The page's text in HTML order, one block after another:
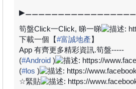
▶⚊⚊⚊⚊⚊⚊⚊⚊⚊⚊⚊⚊⚊⚊⚊⚊⚊
筍盤Click一Click, 睇一睇
下載一個【#富誠地產】
App 有齊更多精彩資訊.筍盤-----
(#Android )
(#los )
☆緊貼